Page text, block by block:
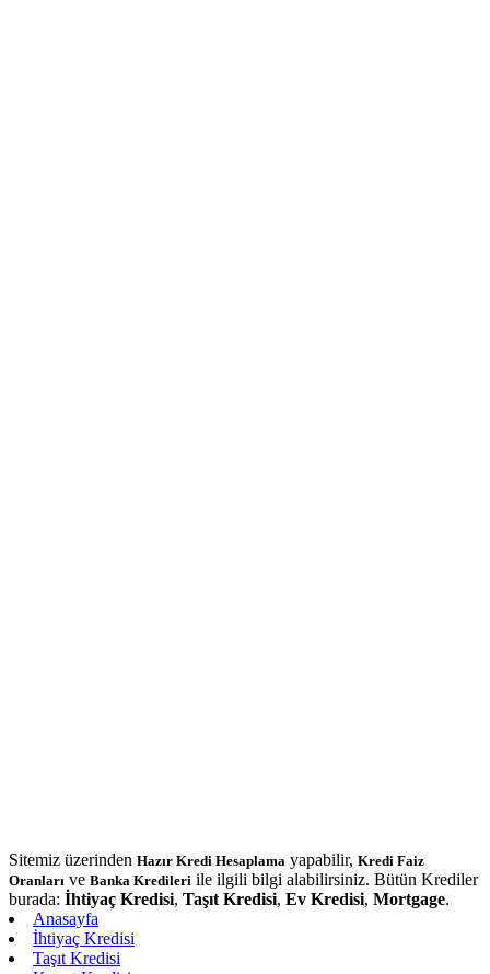
Sitemiz üzerinden Hazır Kredi Hesaplama yapabilir, Kredi Faiz
Oranları ve Banka Kredileri ile ilgili bilgi alabilirsiniz. Bütün Krediler
burada: İhtiyaç Kredisi, Taşıt Kredisi, Ev Kredisi, Mortgage.
Anasayfa
İhtiyaç Kredisi
Taşıt Kredisi